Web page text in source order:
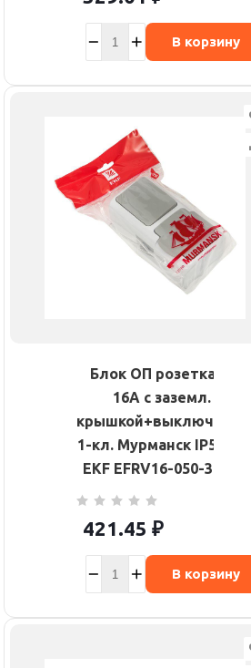
В корзину
Блок ОП розетка 1-м
16А с заземл. с
крышкой+выключатель
1-кл. Мурманск IP54 сер.
EKF EFRV16-050-30-540
421.45 ₽
В корзину